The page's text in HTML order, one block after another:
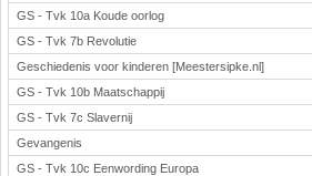
GS - Tvk 10a Koude oorlog
GS - Tvk 7b Revolutie
Geschiedenis voor kinderen [Meestersipke.nl]
GS - Tvk 10b Maatschappij
GS - Tvk 7c Slavernij
Gevangenis
GS - Tvk 10c Eenwording Europa